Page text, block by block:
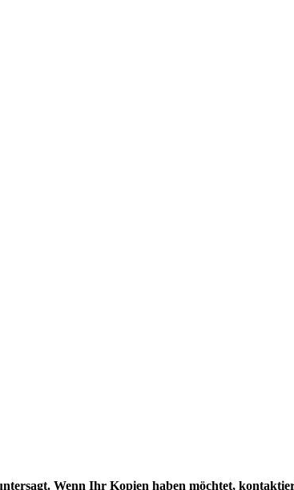
Wenn Ihr Kopien haben möchtet,